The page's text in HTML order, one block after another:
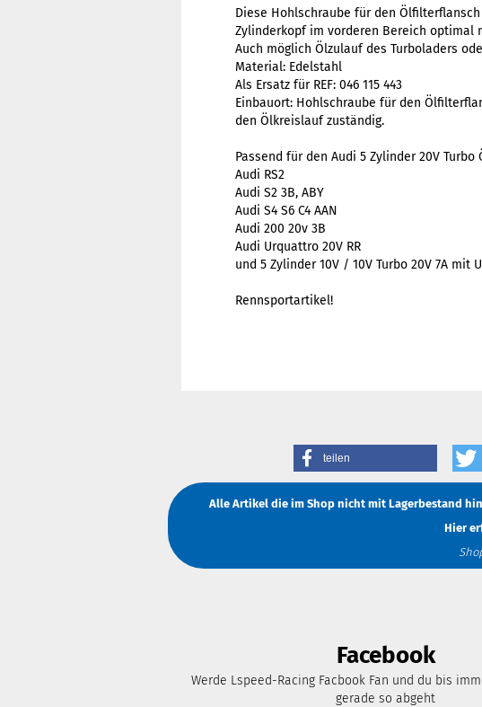
Diese Hohlschraube für den
Zylinderkopf im vorderen Bereich optimal
Auch möglich Ölzulauf des Turboladers
Material: Edelstahl
Als Ersatz für REF: 046 115 443
Einbauort: Hohlschraube für den
den Ölkreislauf zuständig.
Passend für den Audi 5 Zylinder 20V
Audi RS2
Audi S2 3B, ABY
Audi S4 S6 C4 AAN
Audi 200 20v 3B
Audi Urquattro 20V RR
und 5 Zylinder 10V / 10V Turbo 20V 7A
Rennsportartikel!
teilen
Alle Artikel die im Shop nicht mit Lagerbestand
Hier
Facebook
Werde Lspeed-Racing Facbook Fan und du bis
gerade so abgeht